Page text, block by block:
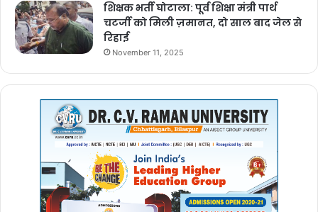
शिक्षक भर्ती घोटाला: पूर्व शिक्षा मंत्री पार्थ
चटर्जी को मिली ज़मानत, दो साल बाद जेल से
रिहाई
November 11, 2025